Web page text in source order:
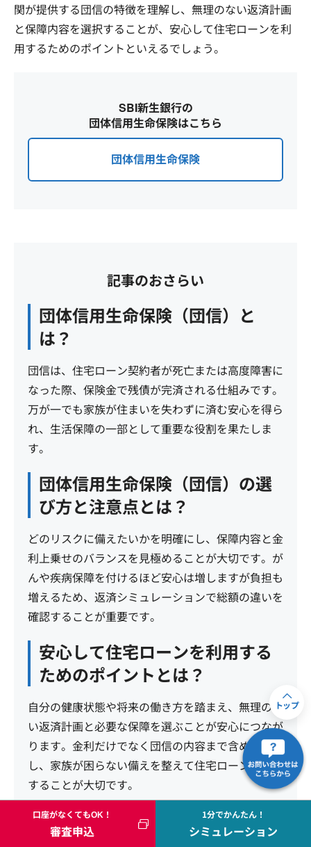
関が提供する団信の特徴を理解し、無理のない返済計画
と保障内容を選択することが、安心して住宅ローンを利
用するためのポイントといえるでしょう。
SBI新生銀行の
団体信用生命保険はこちら
団体信用生命保険
記事のおさらい
団体信用生命保険（団信）と
は？
団信は、住宅ローン契約者が死亡または高度障害に
なった際、保険金で残債が完済される仕組みです。
万が一でも家族が住まいを失わずに済む安心を得ら
れ、生活保障の一部として重要な役割を果たしま
す。
団体信用生命保険（団信）の選
び方と注意点とは？
どのリスクに備えたいかを明確にし、保障内容と金
利上乗せのバランスを見極めることが大切です。が
んや疾病保障を付けるほど安心は増しますが負担も
増えるため、返済シミュレーションで総額の違いを
確認することが重要です。
安心して住宅ローンを利用する
ためのポイントとは？
自分の健康状態や将来の働き方を踏まえ、無理のな
い返済計画と必要な保障を選ぶことが安心につなが
ります。金利だけでなく団信の内容まで含めて比較
し、家族が困らない備えを整えて住宅ローンを利用
することが大切です。
口座がなくてもOK！
審査申込
1分でかんたん！
シミュレーション
トップ